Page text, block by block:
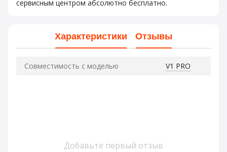
сервисным центром абсолютно бесплатно.
Характеристики Отзывы
Совместимость с моделью V1 PRO
Добавьте первый отзыв